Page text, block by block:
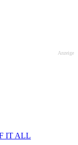
Anzeige
IT ALL